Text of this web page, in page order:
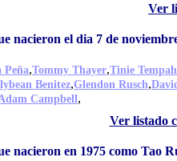
Ver
nacieron el dia 7 de
Peña,Tommy Thayer,Tinie Tempah
Benitez,Glendon Rusch,
Campbell,
Ver listado
nacieron en 1975 como Tao